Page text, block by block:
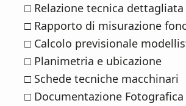
□ Relazione tecnica dettagliata
□ Rapporto di misurazione
□ Calcolo previsionale
□ Planimetria e ubicazione
□ Schede tecniche macchinari
□ Documentazione Fotografica